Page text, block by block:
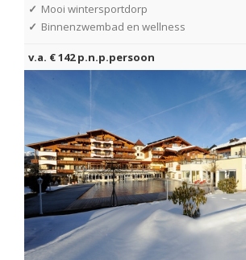
✓ Mooi wintersportdorp
✓ Binnenzwembad en wellness
v.a. € 142 p.n.p.persoon